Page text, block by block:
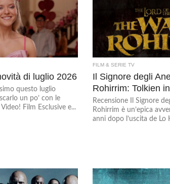
di luglio 2026
questo luglio
un po’ con le
Film Esclusive e...
FILM & SERIE TV
Il Signore degli
Rohirrim: Tolkien
Recensione Il Signore
Rohirrim è un’epica
anni dopo l’uscita de Lo